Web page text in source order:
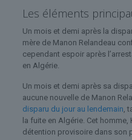
Les éléments
Un mois et demi après la
mère de Manon Relandeau
cependant espoir après
en Algérie.
Un mois et demi après sa
aucune nouvelle de Manon
disparu du jour au lendemain ,
la fuite en Algérie. Cet
détention provisoire dans son